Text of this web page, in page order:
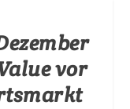
vor